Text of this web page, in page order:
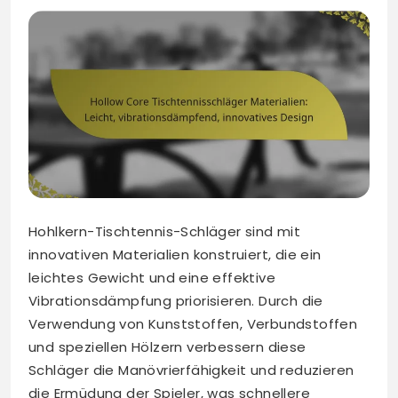
Hohlkern-Tischtennis-Schläger sind mit
innovativen Materialien konstruiert, die ein
leichtes Gewicht und eine effektive
Vibrationsdämpfung priorisieren. Durch die
Verwendung von Kunststoffen, Verbundstoffen
und speziellen Hölzern verbessern diese
Schläger die Manövrierfähigkeit und reduzieren
die Ermüdung der Spieler, was schnellere